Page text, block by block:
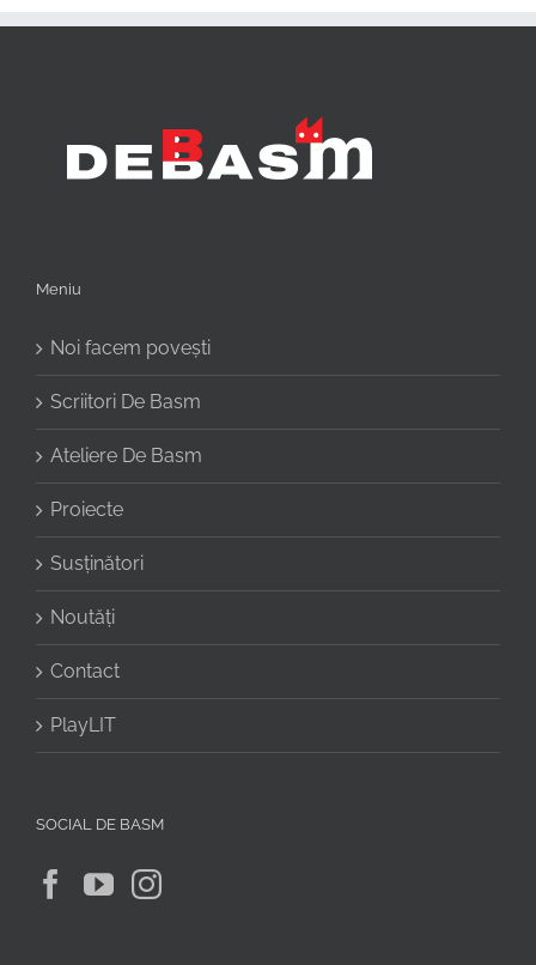
Meniu
Noi facem povești
Scriitori De Basm
Ateliere De Basm
Proiecte
Susținători
Noutăți
Contact
PlayLIT
SOCIAL DE BASM